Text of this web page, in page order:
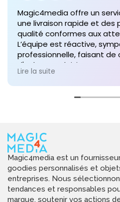
Magic4media offre un
une livraison rapide et des
qualité conformes aux
L’équipe est réactive,
professionnelle, faisant de
d'achat un plaisir. Je
services pour toute
personnalisés !
Lire la suite
Magic4media est un
goodies personnalisés et
entreprises. Nous
tendances et responsables
marque, soutenir vos actions